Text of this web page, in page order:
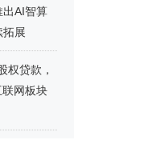
出AI智算
拓展
权贷款，
网板块